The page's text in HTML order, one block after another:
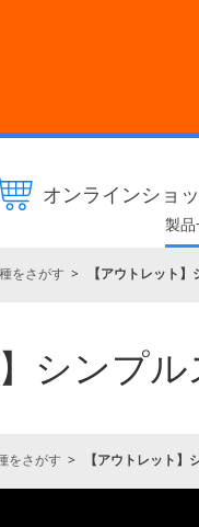
オンラインショ
製
をさがす 【アウトレット
シンプ
をさがす 【アウトレット